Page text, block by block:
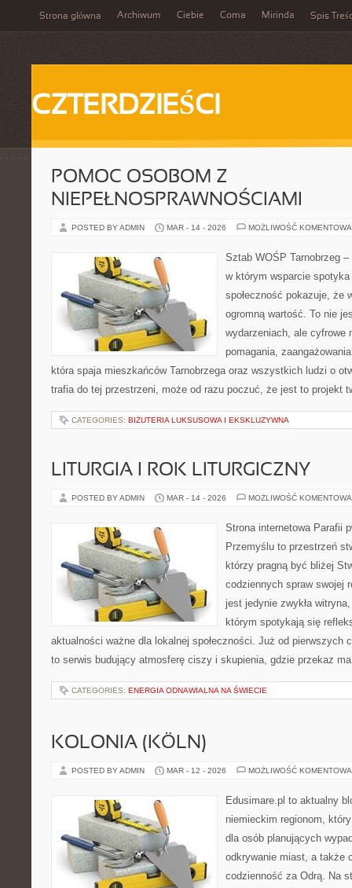
Strona główna Archiwum Ciebie Coma Mirinda Spis
CZTERDZIEŚCI
POMOC OSOBOM Z
NIEPEŁNOSPRAWNOŚCIAMI
POSTED BY ADMIN MAR - 14 - 2026 MOŻLIWOŚĆ
Sztab WOŚP Tarnobrzeg
w którym wsparcie
społeczność pokazuje, że
ogromną wartość. To nie
wydarzeniach, ale cyfrowe
pomagania,
która spaja mieszkańców Tarnobrzega oraz wszystkich ludzi o
trafia do tej przestrzeni, może od razu poczuć, że jest to projekt
CATEGORIES: BIŻUTERIA LUKSUSOWA I EKSKLUZYWNA
LITURGIA I ROK LITURGICZNY
POSTED BY ADMIN MAR - 14 - 2026 MOŻLIWOŚĆ
Strona internetowa Parafii
Przemyślu to przestrzeń
którzy pragną być bliżej
codziennych spraw swojej
jest jedynie zwykła
którym spotykają się
aktualności ważne dla lokalnej społeczności. Już od pierwszych
to serwis budujący atmosferę ciszy i skupienia, gdzie przekaz
CATEGORIES: ENERGIA ODNAWIALNA NA ŚWIECIE
KOLONIA (KÖLN)
POSTED BY ADMIN MAR - 12 - 2026 MOŻLIWOŚĆ
Edusimare.pl to aktualny
niemieckim regionom,
dla osób planujących
odkrywanie miast, a także
codzienność za Odrą. Na